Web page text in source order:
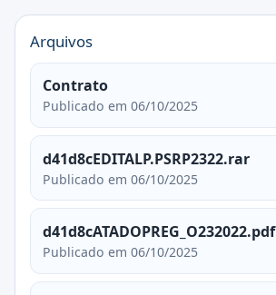
Arquivos
Contrato
Publicado em 06/10/2025
d41d8cEDITALP.PSRP2322.rar
Publicado em 06/10/2025
d41d8cATADOPREG_O232022.pdf
Publicado em 06/10/2025